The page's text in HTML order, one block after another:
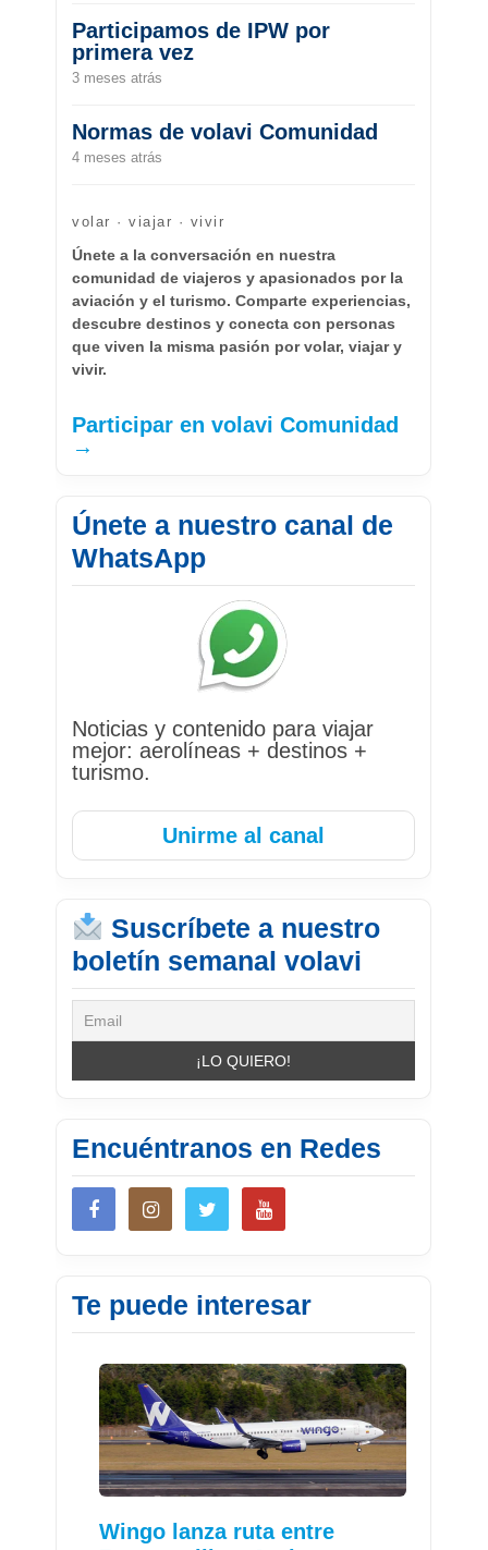
Participamos de IPW por
primera vez
3 meses atrás
Normas de volavi Comunidad
4 meses atrás
volar · viajar · vivir
Únete a la conversación en nuestra
comunidad de viajeros y apasionados por la
aviación y el turismo. Comparte experiencias,
descubre destinos y conecta con personas
que viven la misma pasión por volar, viajar y
vivir.
Participar en volavi Comunidad
→
Únete a nuestro canal de
WhatsApp
Noticias y contenido para viajar
mejor: aerolíneas + destinos +
turismo.
Unirme al canal
Suscríbete a nuestro
boletín semanal volavi
Encuéntranos en Redes
Te puede interesar
Wingo lanza ruta entre